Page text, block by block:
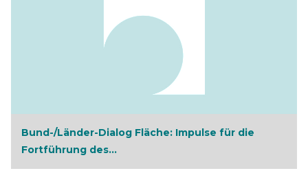
Bund-/Länder-Dialog Fläche: Impulse für die
Fortführung des...